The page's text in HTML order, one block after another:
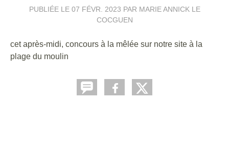
PUBLIÉE LE 07 FÉVR. 2023 PAR MARIE ANNICK LE
COCGUEN
cet après-midi, concours à la mêlée sur notre site à la
plage du moulin